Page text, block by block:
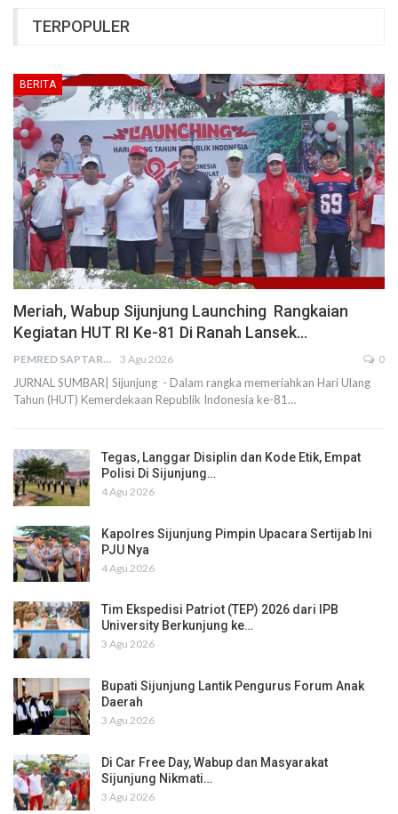
TERPOPULER
BERITA
Meriah, Wabup Sijunjung Launching Rangkaian
Kegiatan HUT RI Ke-81 Di Ranah Lansek…
PEMRED SAPTARIUS 3 Agu 2026 0
JURNAL SUMBAR| Sijunjung - Dalam rangka memeriahkan Hari Ulang
Tahun (HUT) Kemerdekaan Republik Indonesia ke-81…
Tegas, Langgar Disiplin dan Kode Etik, Empat
Polisi Di Sijunjung…
4 Agu 2026
Kapolres Sijunjung Pimpin Upacara Sertijab Ini
PJU Nya
4 Agu 2026
Tim Ekspedisi Patriot (TEP) 2026 dari IPB
University Berkunjung ke…
3 Agu 2026
Bupati Sijunjung Lantik Pengurus Forum Anak
Daerah
3 Agu 2026
Di Car Free Day, Wabup dan Masyarakat
Sijunjung Nikmati…
3 Agu 2026